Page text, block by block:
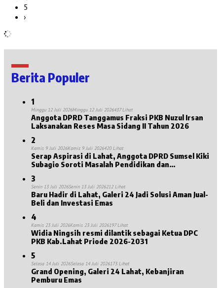
5
›
Berita Populer
1
Minggu 12 Juli 2026Minggu 12 Juli 2026437 Lihat
Anggota DPRD Tanggamus Fraksi PKB Nuzul Irsan
Laksanakan Reses Masa Sidang II Tahun 2026
2
Kamis 9 Juli 2026Kamis 9 Juli 2026420 Lihat
Serap Aspirasi di Lahat, Anggota DPRD Sumsel Kiki
Subagio Soroti Masalah Pendidikan dan
3
Senin 13 Juli 2026Senin 13 Juli 2026212 Lihat
Baru Hadir di Lahat, Galeri 24 Jadi Solusi Aman Jual-
Beli dan Investasi Emas
4
Kamis 23 Juli 2026Kamis 23 Juli 2026197 Lihat
Widia Ningsih resmi dilantik sebagai Ketua DPC
PKB Kab.Lahat Priode 2026-2031
5
Selasa 14 Juli 2026Selasa 14 Juli 2026173 Lihat
Grand Opening, Galeri 24 Lahat, Kebanjiran
Pemburu Emas